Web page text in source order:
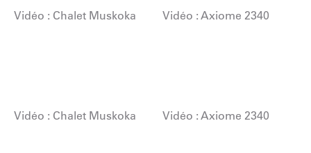
Vidéo : Chalet Muskoka Vidéo : Axiome 2340